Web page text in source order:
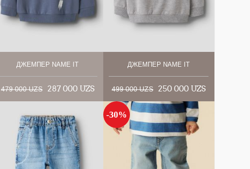
ДЖЕМПЕР NAME IT
479 000 UZS 287 000 UZS
ДЖЕМПЕР NAME IT
499 000 UZS 250 000 UZS
-30%